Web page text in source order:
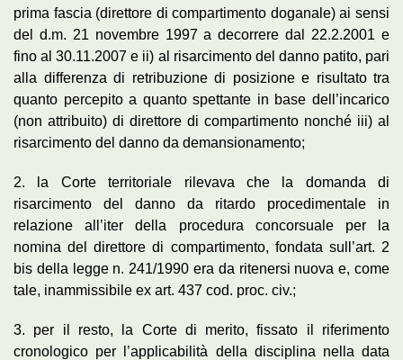
prima fascia (direttore di compartimento doganale) ai sensi
del d.m. 21 novembre 1997 a decorrere dal 22.2.2001 e
fino al 30.11.2007 e ii) al risarcimento del danno patito, pari
alla differenza di retribuzione di posizione e risultato tra
quanto percepito a quanto spettante in base dell’incarico
(non attribuito) di direttore di compartimento nonché iii) al
risarcimento del danno da demansionamento;
2. la Corte territoriale rilevava che la domanda di
risarcimento del danno da ritardo procedimentale in
relazione all’iter della procedura concorsuale per la
nomina del direttore di compartimento, fondata sull’art. 2
bis della legge n. 241/1990 era da ritenersi nuova e, come
tale, inammissibile ex art. 437 cod. proc. civ.;
3. per il resto, la Corte di merito, fissato il riferimento
cronologico per l’applicabilità della disciplina nella data